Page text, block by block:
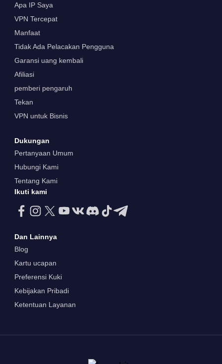
Apa IP Saya
VPN Tercepat
Manfaat
Tidak Ada Pelacakan Pengguna
Garansi uang kembali
Afiliasi
pemberi pengaruh
Tekan
VPN untuk Bisnis
Dukungan
Pertanyaan Umum
Hubungi Kami
Tentang Kami
Ikuti kami
Dan Lainnya
Blog
Kartu ucapan
Preferensi Kuki
Kebijakan Pribadi
Ketentuan Layanan